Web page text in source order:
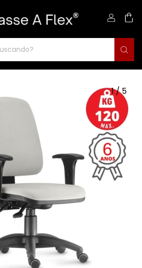
1/5